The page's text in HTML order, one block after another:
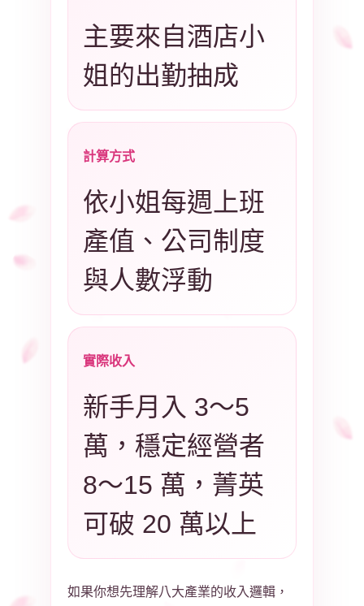
主要來自酒店小
姐的出勤抽成
計算方式
依小姐每週上班
產值、公司制度
與人數浮動
實際收入
新手月入 3～5
萬，穩定經營者
8～15 萬，菁英
可破 20 萬以上
如果你想先理解八大產業的收入邏輯，